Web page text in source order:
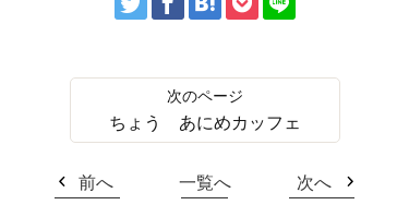
ちょう あにめカッフェ
前へ 一覧へ 次へ